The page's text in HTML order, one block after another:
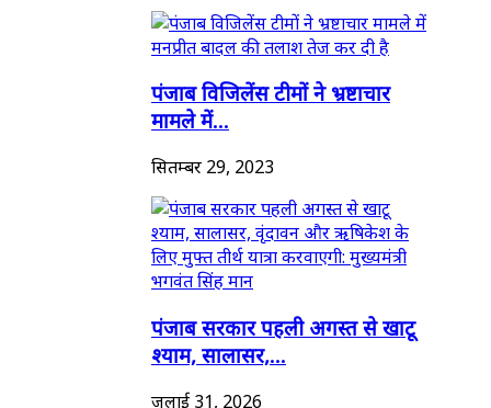
पंजाब विजिलेंस टीमों ने भ्रष्टाचार
मामले में...
सितम्बर 29, 2023
पंजाब सरकार पहली अगस्त से खाटू
श्याम, सालासर,...
जुलाई 31, 2026